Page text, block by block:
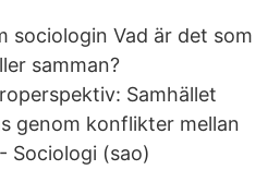
sociologin Vad är det som
samman?
Samhället
genom konflikter mellan
Sociologi (sao)